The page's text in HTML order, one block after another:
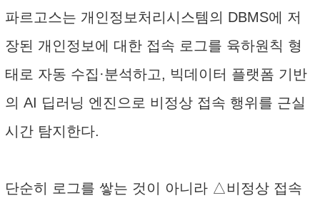
파르고스는 개인정보처리시스템의 DBMS에 저
장된 개인정보에 대한 접속 로그를 육하원칙 형
태로 자동 수집·분석하고, 빅데이터 플랫폼 기반
의 AI 딥러닝 엔진으로 비정상 접속 행위를 근실
시간 탐지한다.
단순히 로그를 쌓는 것이 아니라 △비정상 접속